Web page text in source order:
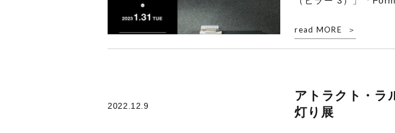
read MORE
2022.12.9
アトラクト・ラ
灯り展